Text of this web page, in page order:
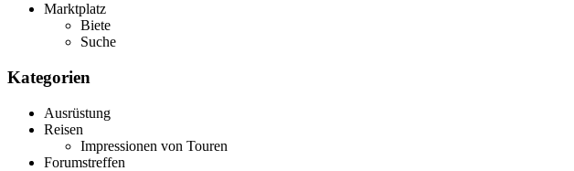
Marktplatz
Biete
Suche
Kategorien
Ausrüstung
Reisen
Impressionen von Touren
Forumstreffen